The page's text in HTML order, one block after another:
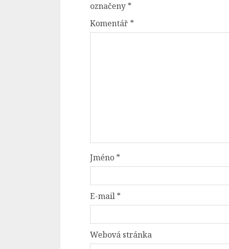
označeny *
Komentář *
Jméno *
E-mail *
Webová stránka